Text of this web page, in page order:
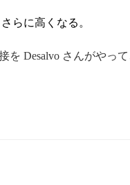
らに高くなる。
Desalvo さんがやっ